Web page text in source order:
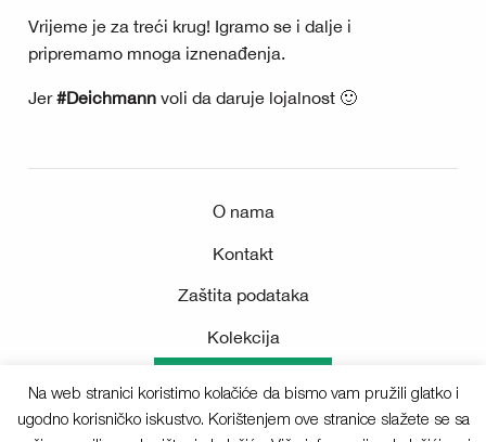
Vrijeme je za treći krug! Igramo se i dalje i
pripremamo mnoga iznenađenja.
Jer#Deichmann voli da daruje lojalnost 🙂
O nama
Kontakt
Zaštita podataka
Kolekcija
Na web stranici koristimo kolačiće da bismo vam pružili glatko i
ugodno korisničko iskustvo. Korištenjem ove stranice slažete se sa